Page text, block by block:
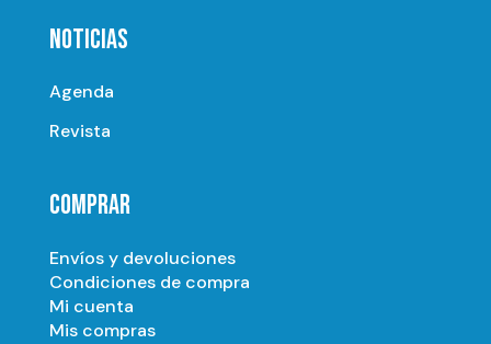
NOTICIAS
Agenda
Revista
COMPRAR
Envíos y devoluciones
Condiciones de compra
Mi cuenta
Mis compras